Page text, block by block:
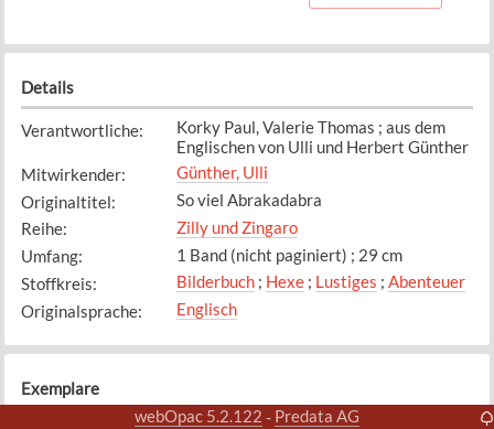
Details
Verantwortliche:
Korky Paul, Valerie Thomas ; aus dem
Englischen von Ulli und Herbert Günther
Mitwirkender:
Günther, Ulli
Originaltitel:
So viel Abrakadabra
Reihe:
Zilly und Zingaro
Umfang:
1 Band (nicht paginiert) ; 29 cm
Stoffkreis: Bilderbuch; Hexe; Lustiges ; Abenteuer
Originalsprache: Englisch
Exemplare
webOpac 5.2.122 - Predata AG